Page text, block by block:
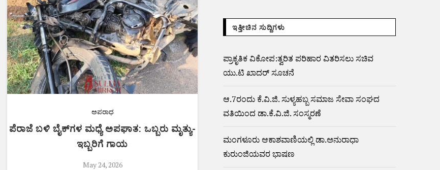
ಅಪರಾಧ
ಪೆರಾಜೆ ಬಳಿ ಬೈಕ್‌ಗಳ ಮಧ್ಯೆ ಅಪಘಾತ: ಒಬ್ಬರು ಮೃತ್ಯು-
ಇಬ್ಬರಿಗೆ ಗಾಯ
May 24, 2026
ಇತ್ತೀಚಿನ ಸುದ್ದಿಗಳು
ಪ್ರಾಕೃತಿಕ ವಿಕೋಪ:ತ್ವರಿತ ಪರಿಹಾರ ವಿತರಿಸಲು ಸಚಿವ
ಯು.ಟಿ ಖಾದರ್ ಸೂಚನೆ
ಆ.7ರಂದು ಕೆ.ವಿ.ಜಿ. ಸುಳ್ಯಹಬ್ಬ ಸಮಾಜ ಸೇವಾ ಸಂಘದ
ವತಿಯಿಂದ ಡಾ.ಕೆ.ವಿ.ಜಿ. ಸಂಸ್ಮರಣೆ
ಮಂಗಳೂರು ಆಕಾಶವಾಣಿಯಲ್ಲಿ ಡಾ.ಅನುರಾಧಾ
ಕುರುಂಜಿಯವರ ಭಾಷಣ